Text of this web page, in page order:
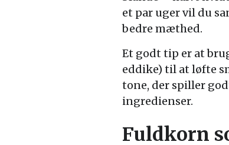
et par uger vil du
bedre mæthed.
Et godt tip er at
eddike) til at løfte
tone, der spiller
ingredienser.
Fuldkorn